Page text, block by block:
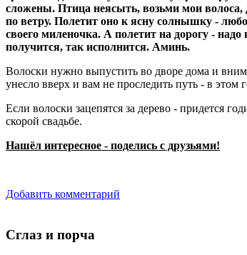
сложены. Птица неясыть, возьми мои волоса,
по ветру. Полетит оно к ясну солнышку -
своего миленочка. А полетит на дорогу -
получится, так исполнится. Аминь.
Волоски нужно выпустить во дворе дома и
унесло вверх и вам не проследить путь - в этом
Если волоски зацепятся за дерево - придется
скорой свадьбе.
Нашёл интересное - поделись с друзьями!
Добавить комментарий
Сглаз и порча